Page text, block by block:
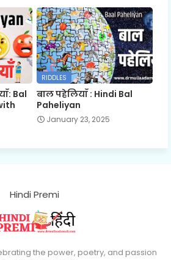
Bal
RIDDLES
बाल पहेलियाँ : Hindi Bal
Paheliyan
January 23, 2025
Hindi Premi
the power, poetry, and passion